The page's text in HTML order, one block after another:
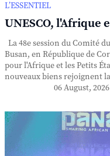
L’ESSENTIEL
UNESCO, l'Afrique
La 48e session du Comité
Busan, en République de
pour l'Afrique et les Petits
nouveaux biens rejoignent
06 August, 2026